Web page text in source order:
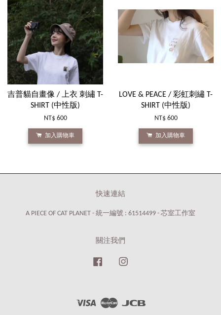
吉普貓自畫像 / 上衣 刺繡 T-
SHIRT (中性版)
NT$ 600
加入購物車
LOVE & PEACE / 彩虹刺繡 T-
SHIRT (中性版)
NT$ 600
加入購物車
快速連結
A PIECE OF CAT PLANET - 統一編號 : 61514499 - 芯室工作室
關注我們
Facebook
Visa Master